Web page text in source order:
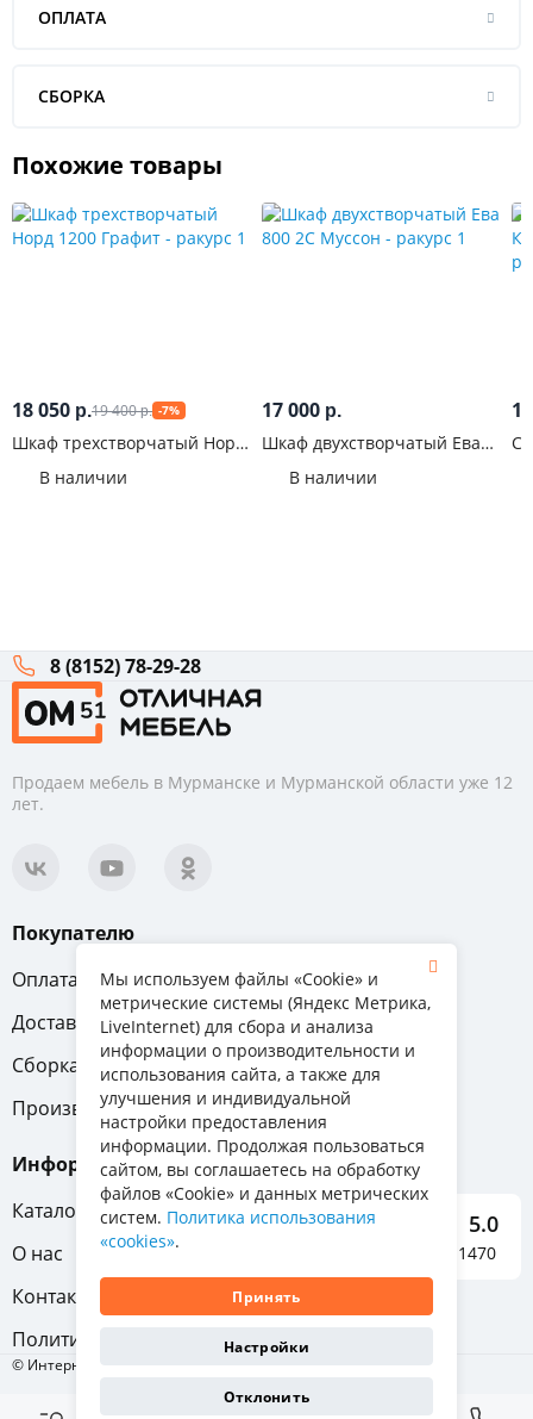
ОПЛАТА
СБОРКА
Похожие товары
18 050 р.19 400р. -7%
Шкаф трехстворчатый Норд
В наличии
17 000 р.
Шкаф двухстворчатый Ева
В наличии
8 (8152) 78-29-28
Продаем мебель в Мурманске и Мурманской области уже 12
лет.
Покупателю
Оплата
Вопрос-ответ
Доставка
Обмен и возврат
Сборка
Гарантия
Производители
Информация
Каталог мебели
О нас
Контакты
Политика конфиденциальности
5.0
Отзывы о нас 1470
© Интернет-магазин «Отличная мебель», 2011-2026
Мы используем файлы «Cookie» и
метрические системы (Яндекс Метрика,
LiveInternet) для сбора и анализа
информации о производительности и
использования сайта, а также для
улучшения и индивидуальной
настройки предоставления
информации. Продолжая пользоваться
сайтом, вы соглашаетесь на обработку
файлов «Cookie» и данных метрических
систем. Политика использования
«cookies».
Принять
Настройки
Отклонить